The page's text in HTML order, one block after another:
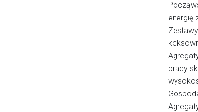
energię
pracy